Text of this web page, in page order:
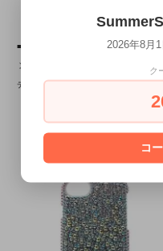
■スマートフォン全機種対応■スマートフ
ン手帳ケース×スワロフスキー ジュエル
デルプレミアム ティアラ ブラック×クリ
2026年8月
ク
コ